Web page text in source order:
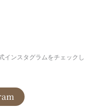
インスタグラムをチェックし